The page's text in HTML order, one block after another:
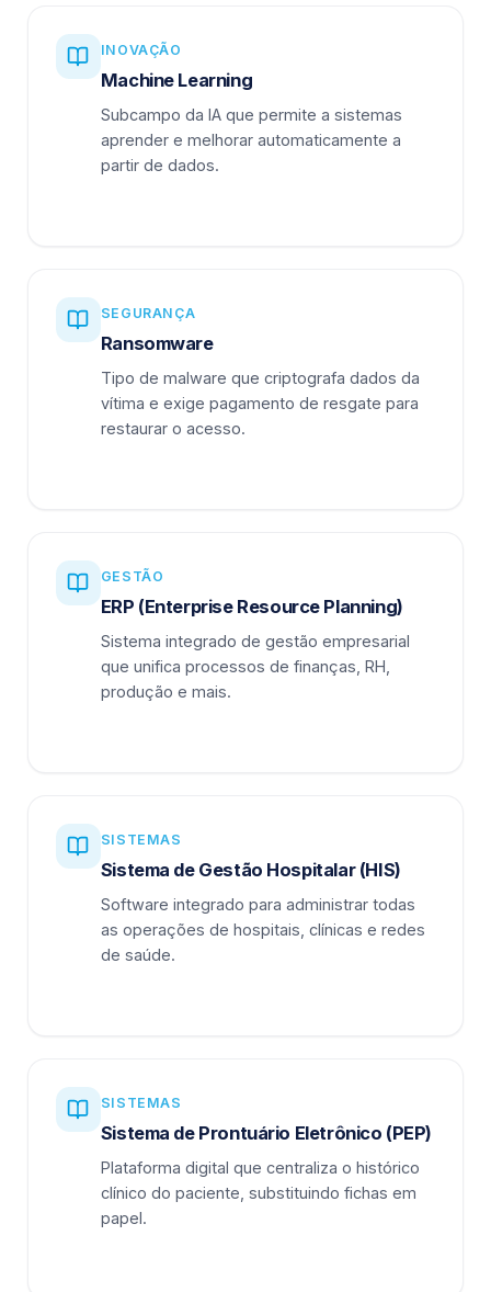
INOVAÇÃO
Machine Learning
Subcampo da IA que permite a sistemas
aprender e melhorar automaticamente a
partir de dados.
SEGURANÇA
Ransomware
Tipo de malware que criptografa dados da
vítima e exige pagamento de resgate para
restaurar o acesso.
GESTÃO
ERP (Enterprise Resource Planning)
Sistema integrado de gestão empresarial
que unifica processos de finanças, RH,
produção e mais.
SISTEMAS
Sistema de Gestão Hospitalar (HIS)
Software integrado para administrar todas
as operações de hospitais, clínicas e redes
de saúde.
SISTEMAS
Sistema de Prontuário Eletrônico (PEP)
Plataforma digital que centraliza o histórico
clínico do paciente, substituindo fichas em
papel.